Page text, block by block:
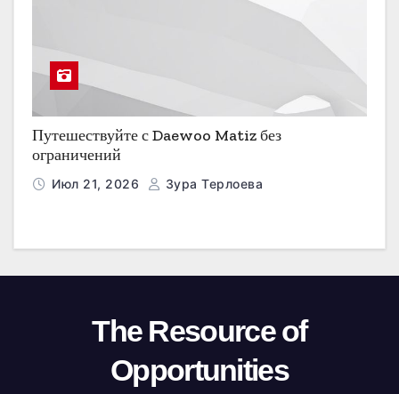
Путешествуйте с Daewoo Matiz без
ограничений
Июл 21, 2026 Зура Терлоева
The Resource of
Opportunities